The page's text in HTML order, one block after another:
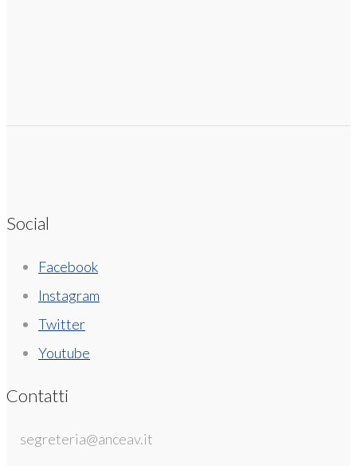
Social
Facebook
Instagram
Twitter
Youtube
Contatti
segreteria@anceav.it